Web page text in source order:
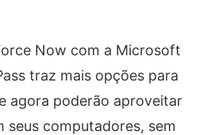
Now com a Microsoft
traz mais opções para
agora poderão aproveitar
seus computadores, sem